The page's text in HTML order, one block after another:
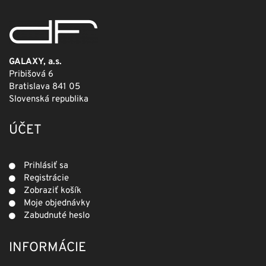
GALAXY, a.s.
Pribišová 6
Bratislava 841 05
Slovenská republika
ÚČET
Prihlásiť sa
Registrácie
Zobraziť košík
Moje objednávky
Zabudnuté heslo
INFORMÁCIE